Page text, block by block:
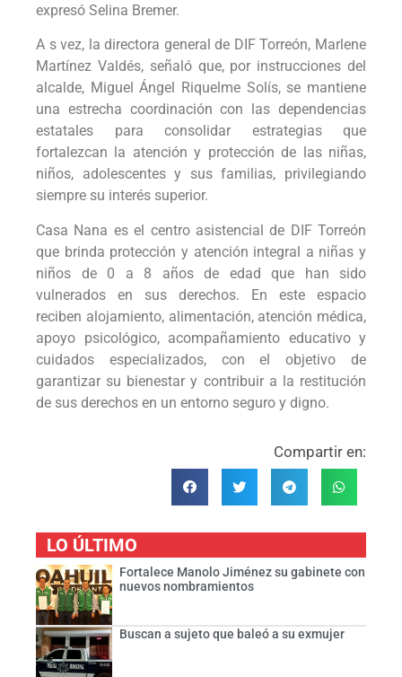
expresó Selina Bremer.
A s vez, la directora general de DIF Torreón, Marlene
Martínez Valdés, señaló que, por instrucciones del
alcalde, Miguel Ángel Riquelme Solís, se mantiene
una estrecha coordinación con las dependencias
estatales para consolidar estrategias que
fortalezcan la atención y protección de las niñas,
niños, adolescentes y sus familias, privilegiando
siempre su interés superior.
Casa Nana es el centro asistencial de DIF Torreón
que brinda protección y atención integral a niñas y
niños de 0 a 8 años de edad que han sido
vulnerados en sus derechos. En este espacio
reciben alojamiento, alimentación, atención médica,
apoyo psicológico, acompañamiento educativo y
cuidados especializados, con el objetivo de
garantizar su bienestar y contribuir a la restitución
de sus derechos en un entorno seguro y digno.
Compartir en:
LO ÚLTIMO
Fortalece Manolo Jiménez su gabinete con
nuevos nombramientos
Buscan a sujeto que baleó a su exmujer